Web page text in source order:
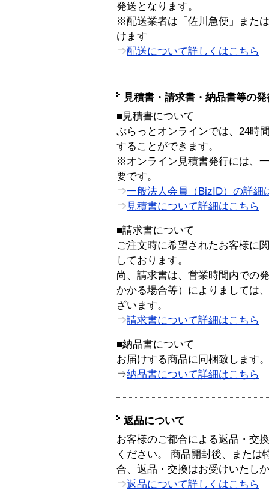
発送となります。
※配送業者は「佐川急便」また
けます
⇒配送について詳しくはこちら
見積書・請求書・納品書等の
■見積書について
ぷらっとオンラインでは、24時
することができます。
※オンライン見積書発行には、
要です。
⇒一般法人会員（BizID）の詳細
⇒ 見積書について詳細はこちら
■請求書について
ご注文時に希望されたお客様に
しております。
尚、請求書は、営業時間内での
かかる場合等）によりましては
ざいます。
⇒請求書について詳細はこちら
■納品書について
お届けする商品に同梱致します。
⇒納品書について詳細はこちら
返品について
お客様のご都合による返品・交
ください。 商品開封後、または
合、返品・交換はお受けいたし
⇒返品について詳しくはこちら